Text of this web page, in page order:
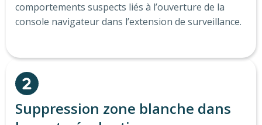
comportements suspects liés à l’ouverture de la
console navigateur dans l’extension de surveillance.
Suppression zone blanche dans